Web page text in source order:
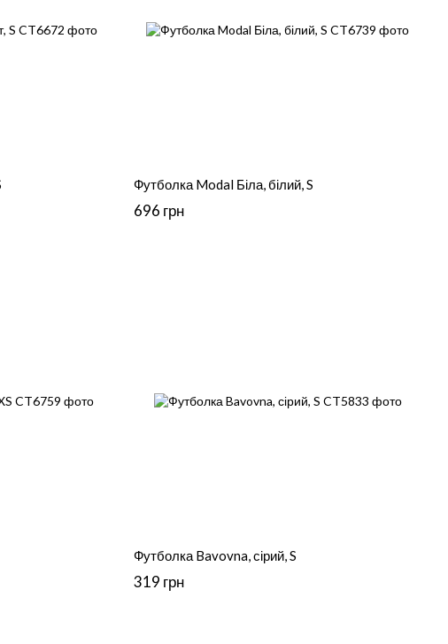
Футболка Modal Біла, білий, S
696 грн
Футболка Bavovna, сірий, S
319 грн